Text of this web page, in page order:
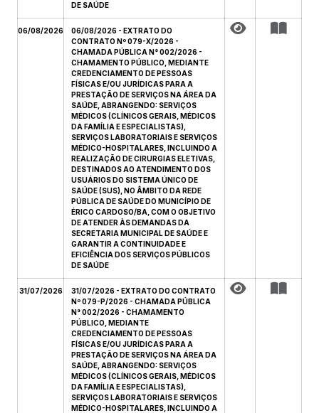
DE SAÚDE
06/08/2026
06/08/2026 - EXTRATO DO
CONTRATO Nº 079-X/2026 -
CHAMADA PÚBLICA N° 002/2026 -
CHAMAMENTO PÚBLICO, MEDIANTE
CREDENCIAMENTO DE PESSOAS
FÍSICAS E/OU JURÍDICAS PARA A
PRESTAÇÃO DE SERVIÇOS NA ÁREA DA
SAÚDE, ABRANGENDO: SERVIÇOS
MÉDICOS (CLÍNICOS GERAIS, MÉDICOS
DA FAMÍLIA E ESPECIALISTAS),
SERVIÇOS LABORATORIAIS E SERVIÇOS
MÉDICO-HOSPITALARES, INCLUINDO A
REALIZAÇÃO DE CIRURGIAS ELETIVAS,
DESTINADOS AO ATENDIMENTO DOS
USUÁRIOS DO SISTEMA ÚNICO DE
SAÚDE (SUS), NO ÂMBITO DA REDE
PÚBLICA DE SAÚDE DO MUNICÍPIO DE
ÉRICO CARDOSO/BA, COM O OBJETIVO
DE ATENDER ÀS DEMANDAS DA
SECRETARIA MUNICIPAL DE SAÚDE E
GARANTIR A CONTINUIDADE E
EFICIÊNCIA DOS SERVIÇOS PÚBLICOS
DE SAÚDE
31/07/2026
31/07/2026 - EXTRATO DO CONTRATO
Nº 079-P/2026 - CHAMADA PÚBLICA
N° 002/2026 - CHAMAMENTO
PÚBLICO, MEDIANTE
CREDENCIAMENTO DE PESSOAS
FÍSICAS E/OU JURÍDICAS PARA A
PRESTAÇÃO DE SERVIÇOS NA ÁREA DA
SAÚDE, ABRANGENDO: SERVIÇOS
MÉDICOS (CLÍNICOS GERAIS, MÉDICOS
DA FAMÍLIA E ESPECIALISTAS),
SERVIÇOS LABORATORIAIS E SERVIÇOS
MÉDICO-HOSPITALARES, INCLUINDO A